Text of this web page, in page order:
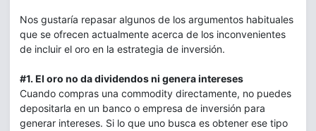
Nos gustaría repasar algunos de los argumentos habituales
que se ofrecen actualmente acerca de los inconvenientes
de incluir el oro en la estrategia de inversión.
#1. El oro no da dividendos ni genera intereses
Cuando compras una commodity directamente, no puedes
depositarla en un banco o empresa de inversión para
generar intereses. Si lo que uno busca es obtener ese tipo